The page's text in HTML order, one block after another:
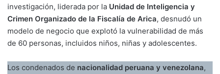
investigación, liderada por la Unidad de Inteligencia y
Crimen Organizado de la Fiscalía de Arica, desnudó un
modelo de negocio que explotó la vulnerabilidad de más
de 60 personas, incluidos niños, niñas y adolescentes.
Los condenados de nacionalidad peruana y venezolana,